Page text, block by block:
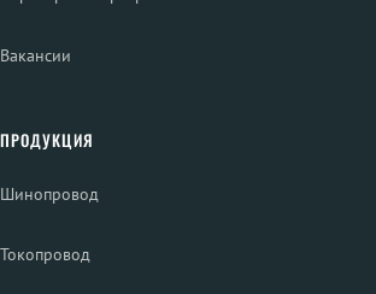
Вакансии
ПРОДУКЦИЯ
Шинопровод
Токопровод